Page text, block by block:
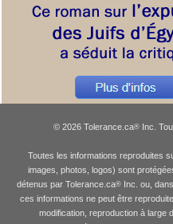
© 2026 Tolerance.ca®Inc.
Toutes les informations reproduites
images, photos, logos) sont
détenus par Tolerance.ca® Inc. ou,
ces informations ne peut être
modification, reproduction à large